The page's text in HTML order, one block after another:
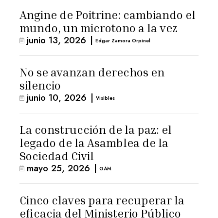
Angine de Poitrine: cambiando el
mundo, un microtono a la vez
junio 13, 2026 | Edgar Zamora Orpinel
No se avanzan derechos en
silencio
junio 10, 2026 | Visibles
La construcción de la paz: el
legado de la Asamblea de la
Sociedad Civil
mayo 25, 2026 | GAM
Cinco claves para recuperar la
eficacia del Ministerio Público